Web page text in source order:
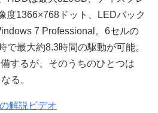
度1366×768ドット、LEDバック
7 Professional。6セルの
で最大約8.3時間の駆動が可能。
するが、そのうちのひとつは
る。
解説ビデオ